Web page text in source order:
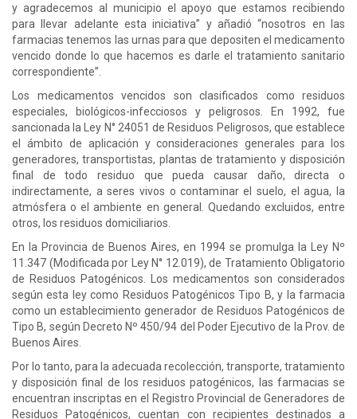
y agradecemos al municipio el apoyo que estamos recibiendo
para llevar adelante esta iniciativa” y añadió “nosotros en las
farmacias tenemos las urnas para que depositen el medicamento
vencido donde lo que hacemos es darle el tratamiento sanitario
correspondiente”.
Los medicamentos vencidos son clasificados como residuos
especiales, biológicos-infecciosos y peligrosos. En 1992, fue
sancionada la Ley N° 24051 de Residuos Peligrosos, que establece
el ámbito de aplicación y consideraciones generales para los
generadores, transportistas, plantas de tratamiento y disposición
final de todo residuo que pueda causar daño, directa o
indirectamente, a seres vivos o contaminar el suelo, el agua, la
atmósfera o el ambiente en general. Quedando excluidos, entre
otros, los residuos domiciliarios.
En la Provincia de Buenos Aires, en 1994 se promulga la Ley Nº
11.347 (Modificada por Ley N° 12.019), de Tratamiento Obligatorio
de Residuos Patogénicos. Los medicamentos son considerados
según esta ley como Residuos Patogénicos Tipo B, y la farmacia
como un establecimiento generador de Residuos Patogénicos de
Tipo B, según Decreto Nº 450/94 del Poder Ejecutivo de la Prov. de
Buenos Aires.
Por lo tanto, para la adecuada recolección, transporte, tratamiento
y disposición final de los residuos patogénicos, las farmacias se
encuentran inscriptas en el Registro Provincial de Generadores de
Residuos Patogénicos, cuentan con recipientes destinados a